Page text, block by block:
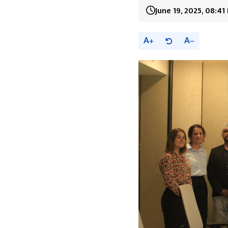
June 19, 2025, 08:41
A A